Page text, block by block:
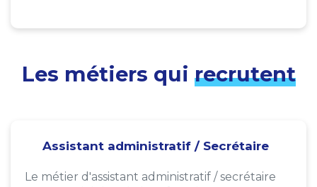
Les métiers qui recrutent
Assistant administratif / Secrétaire
Le métier d'assistant administratif / secrétaire